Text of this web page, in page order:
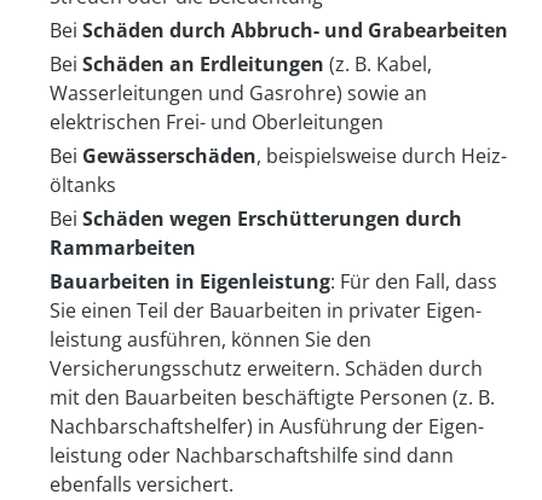
Bei Schäden durch Abbruch- und Grabe­arbeiten
Bei Schäden an Erd­leitungen (z. B. Kabel,
Wasserleitungen und Gasrohre) sowie an
elektrischen Frei- und Ober­leitungen
Bei Gewässer­schäden, beispielsweise durch Heiz­
öltanks
Bei Schäden wegen Er­schütterungen durch
Ramm­arbeiten
Bauarbeiten in Eigen­leistung: Für den Fall, dass
Sie einen Teil der Bauarbeiten in privater Eigen­
leistung ausführen, können Sie den
Versicherungs­schutz erweitern. Schäden durch
mit den Bauarbeiten be­schäftigte Personen (z. B.
Nach­bar­schafts­helfer) in Ausführung der Eigen­
leistung oder Nach­bar­schafts­hilfe sind dann
ebenfalls versichert.